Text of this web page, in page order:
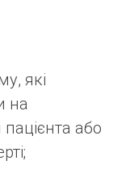
які
на
пацієнта або